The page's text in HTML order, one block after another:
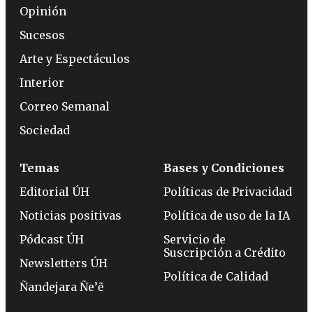
Opinión
Sucesos
Arte y Espectáculos
Interior
Correo Semanal
Sociedad
Temas
Editorial ÚH
Noticias positivas
Pódcast ÚH
Newsletters ÚH
Ñandejara Ñe’ẽ
Bases y Condiciones
Políticas de Privacidad
Política de uso de la IA
Servicio de
Suscripción a Crédito
Política de Calidad